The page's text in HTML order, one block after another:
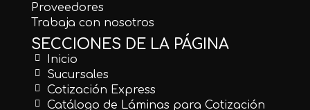
Proveedores
Trabaja con nosotros
SECCIONES DE LA PÁGINA
Inicio
Sucursales
Cotización Express
Catálogo de Láminas para Cotización